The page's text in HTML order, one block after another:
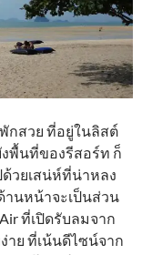
กสวย ที่อยู่ในลิสต์
พื้นที่ของรีสอร์ท ก็
วยเสน่ห์ที่น่าหลง
านหน้าจะเป็นส่วน
ที่เปิดรับลมจาก
าย ที่เน้นดีไซน์จาก